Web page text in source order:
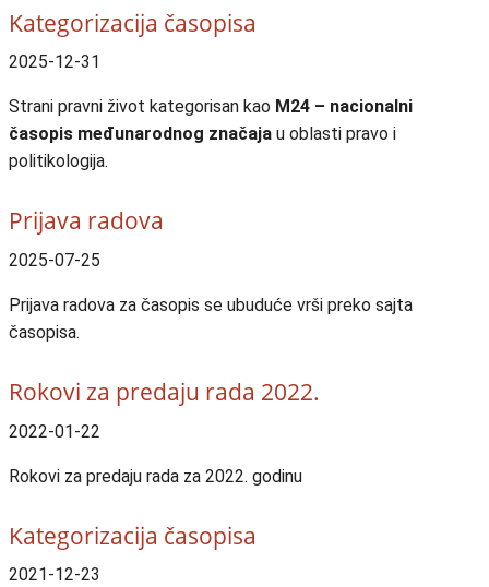
Kategorizacija časopisa
2025-12-31
Strani pravni život kategorisan kao M24 – nacionalni
časopis međunarodnog značaja u oblasti pravo i
politikologija.
Prijava radova
2025-07-25
Prijava radova za časopis se ubuduće vrši preko sajta
časopisa.
Rokovi za predaju rada 2022.
2022-01-22
Rokovi za predaju rada za 2022. godinu
Kategorizacija časopisa
2021-12-23